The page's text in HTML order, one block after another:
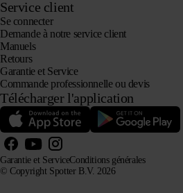
Service client
Se connecter
Demande à notre service client
Manuels
Retours
Garantie et Service
Commande professionnelle ou devis
Télécharger l'application
© Copyright Spotter B.V. 2026
Garantie et ServiceConditions générales
Nos informations sur les produits peuvent être librement